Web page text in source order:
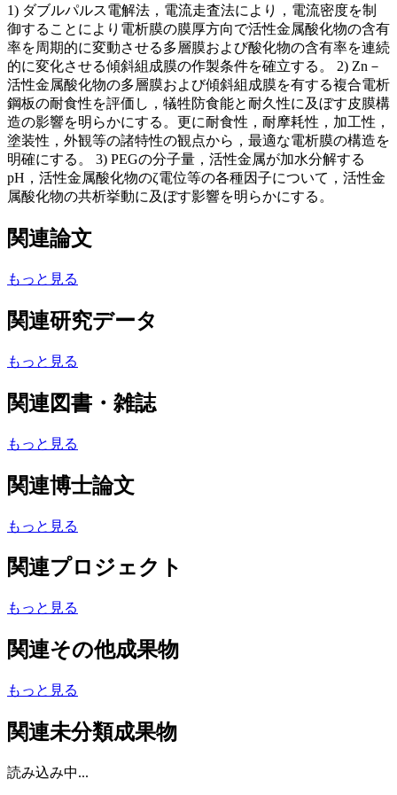
1) ダブルパルス電解法，電流走査法により，電流密度を制
御することにより電析膜の膜厚方向で活性金属酸化物の含有
率を周期的に変動させる多層膜および酸化物の含有率を連続
的に変化させる傾斜組成膜の作製条件を確立する。 2) Zn－
活性金属酸化物の多層膜および傾斜組成膜を有する複合電析
鋼板の耐食性を評価し，犠牲防食能と耐久性に及ぼす皮膜構
造の影響を明らかにする。更に耐食性，耐摩耗性，加工性，
塗装性，外観等の諸特性の観点から，最適な電析膜の構造を
明確にする。 3) PEGの分子量，活性金属が加水分解する
pH，活性金属酸化物のζ電位等の各種因子について，活性金
属酸化物の共析挙動に及ぼす影響を明らかにする。
関連論文
もっと見る
関連研究データ
もっと見る
関連図書・雑誌
もっと見る
関連博士論文
もっと見る
関連プロジェクト
もっと見る
関連その他成果物
もっと見る
関連未分類成果物
読み込み中...